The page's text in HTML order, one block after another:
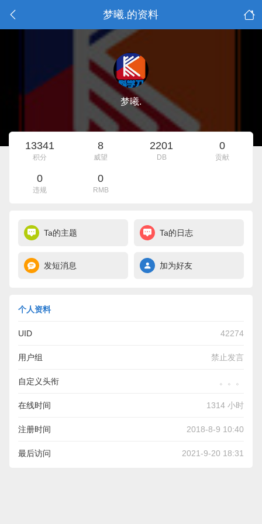
梦曦.的资料
梦曦.
13341
积分
8
威望
2201
DB
0
贡献
0
违规
0
RMB
Ta的主题 Ta的日志
发短消息 加为好友
个人资料
UID 42274
用户组 禁止发言
自定义头衔 。。。
在线时间 1314 小时
注册时间 2018-8-9 10:40
最后访问 2021-9-20 18:31